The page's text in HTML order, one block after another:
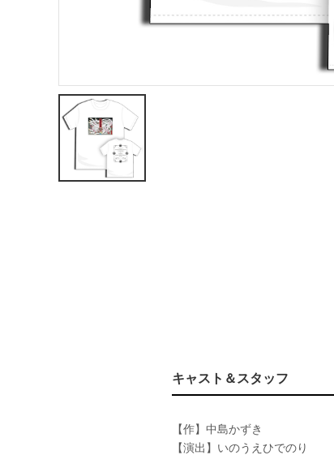
キャスト＆スタッフ
【作】中島かずき
【演出】いのうえひでのり